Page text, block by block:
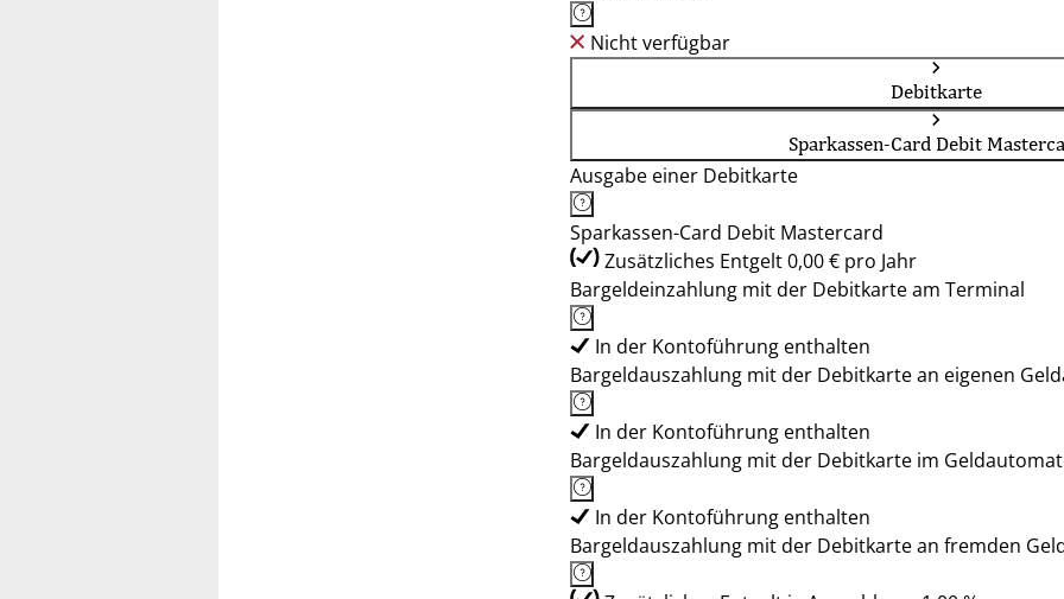
Nicht verfügbar
Debitkarte
Sparkassen-Card Debit
Ausgabe einer Debitkarte
Sparkassen-Card Debit Mastercard
Zusätzliches Entgelt 0,00 € pro Jahr
Bargeldeinzahlung mit der Debitkarte am Terminal
In der Kontoführung enthalten
Bargeldauszahlung mit der Debitkarte an eigenen
In der Kontoführung enthalten
Bargeldauszahlung mit der Debitkarte im
In der Kontoführung enthalten
Bargeldauszahlung mit der Debitkarte an fremden